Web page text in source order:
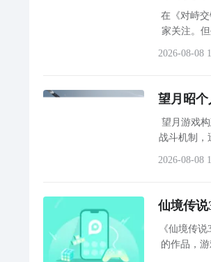
在九游客户端搜索栏中输入小熊
在《对峙
家关注。
2026-08-08
望月昭
望月游戏
战斗机制，
2026-08-08
仙境传
《仙境传
的作品，